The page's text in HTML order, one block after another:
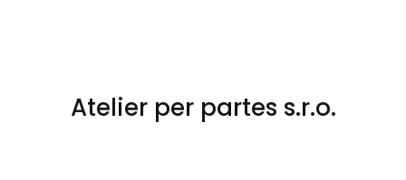
Atelier per partes s.r.o.